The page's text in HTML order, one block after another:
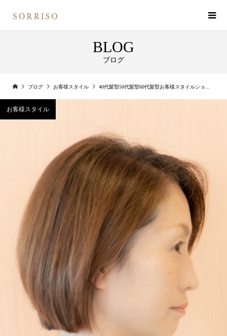
BLOG
ブログ
ブログ お客様スタイル 40代髪型50代髪型60代髪型お客様スタイルショートボブ
お客様スタイル